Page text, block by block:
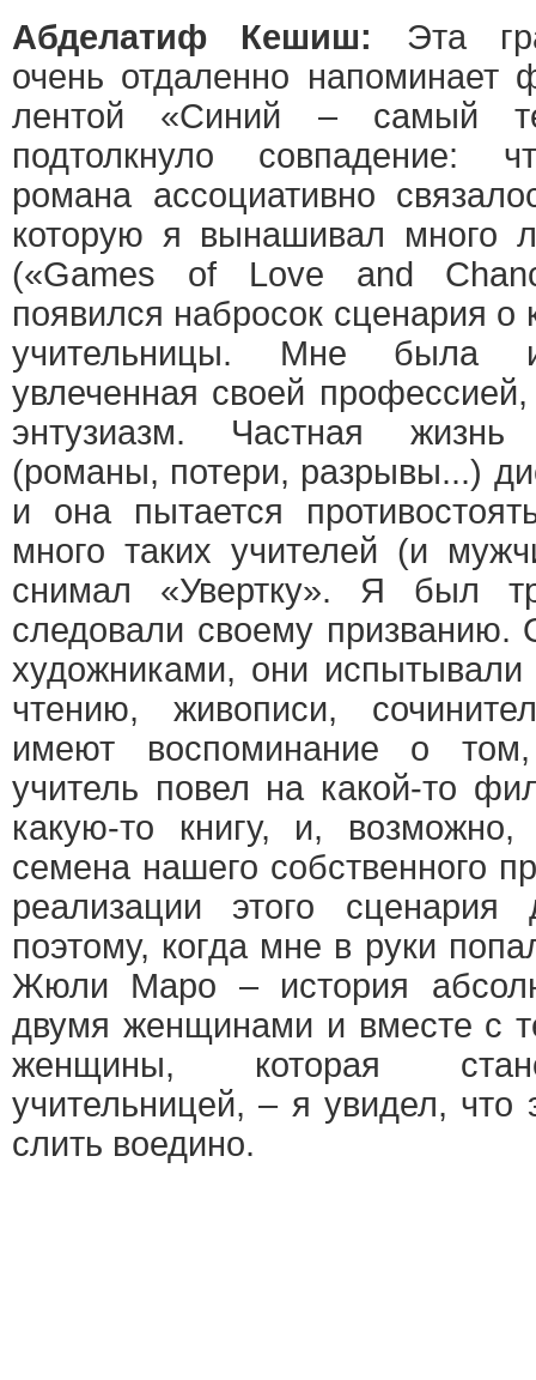
Абделатиф Кешиш:
Эта
очень отдаленно
лентой «Синий – самый
подтолкнуло совпадение:
романа ассоциативно
которую я вынашивал много
(«Games of Love and
появился набросок сценария о
учительницы. Мне была
увлеченная своей
энтузиазм. Частная жизнь
(романы, потери, разрывы...)
и она пытается
много таких учителей (и
снимал «Увертку». Я был
следовали своему
художниками, они испытывали
чтению, живописи,
имеют воспоминание о
учитель повел на какой-то
какую-то книгу, и,
семена нашего собственного
реализации этого
поэтому, когда мне в руки
Жюли Маро – история
двумя женщинами и вместе с
женщины, которая
учительницей, – я увидел,
слить воедино.